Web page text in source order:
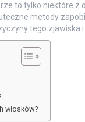
to tylko niektóre
metody
tego
włosków?